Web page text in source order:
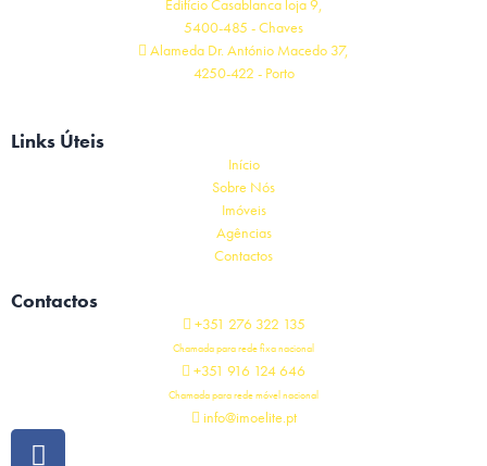
5400-485 - Chaves
Alameda Dr. António Macedo 37,
4250-422 - Porto
Links Úteis
Início
Sobre Nós
Imóveis
Agências
Contactos
Contactos
+351 276 322 135
Chamada para rede fixa nacional
+351 916 124 646
Chamada para rede móvel nacional
info@imoelite.pt